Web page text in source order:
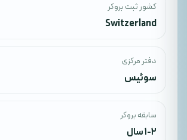
کشور ثبت بروکر
Switzerland
دفتر مرکزی
سوئیس
سابقه بروکر
1-2 سال